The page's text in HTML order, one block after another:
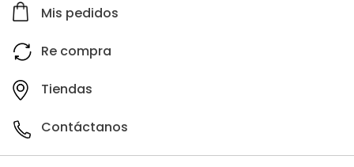
Mis pedidos
Re compra
Tiendas
Contáctanos